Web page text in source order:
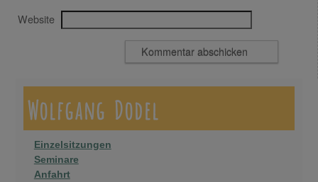
Website
Wolfgang Dodel
Einzelsitzungen
Seminare
Anfahrt